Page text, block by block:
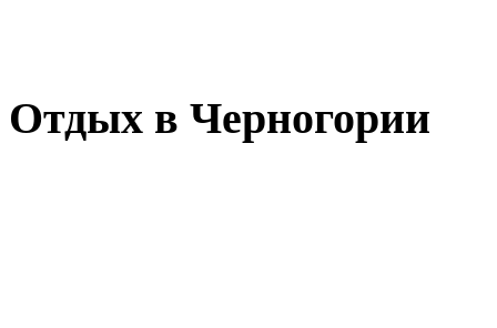
Отдых в Черногории